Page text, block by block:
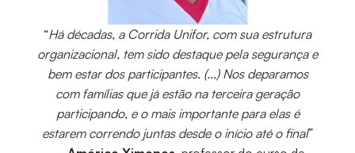
“Há décadas, a Corrida Unifor, com sua estrutura
organizacional, tem sido destaque pela segurança e
bem estar dos participantes. (...) Nos deparamos
com famílias que já estão na terceira geração
participando, e o mais importante para elas é
estarem correndo juntas desde o início até o final”